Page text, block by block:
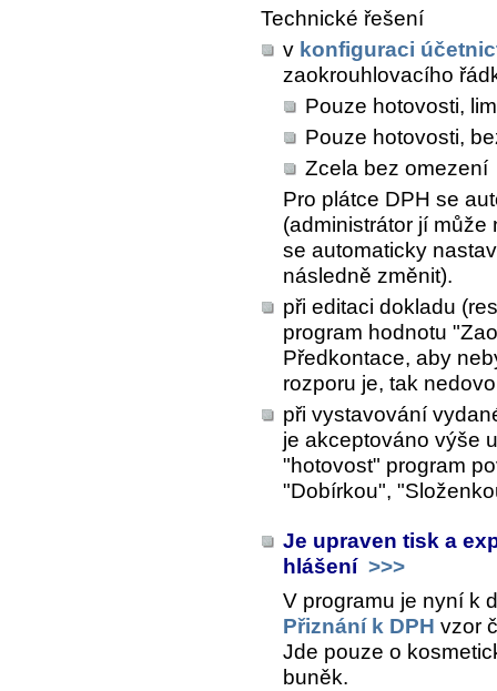
Technické řešení
v konfiguraci
zaokrouhlovacího
Pouze hotovosti,
Pouze hotovosti,
Zcela bez omezení
Pro plátce DPH se
(administrátor jí může
se automaticky
následně změnit).
při editaci dokladu
program hodnotu
Předkontace, aby
rozporu je, tak
při vystavování
je akceptováno výše
"hotovost" program
"Dobírkou",
Je upraven tisk a
hlášení >>>
V programu je nyní k
Přiznání k DPH vzor
Jde pouze o
buněk.